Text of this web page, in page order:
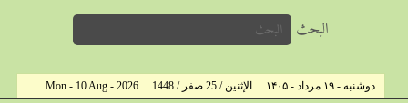
البحث
دوشنبه - ۱۹ مرداد - ۱۴۰۵ الإثنين / 25 صفر / 1448 Mon - 10 Aug - 2026